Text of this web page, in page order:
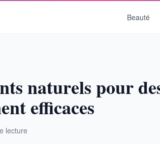
Beauté
naturels pour
efficaces
lecture